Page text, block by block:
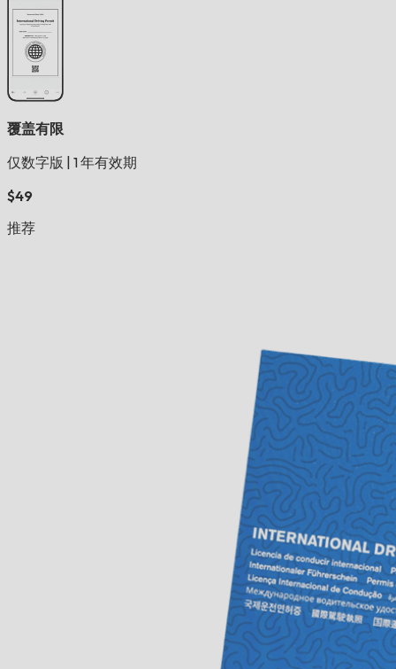
覆盖有限
仅数字版
1 年有效期
$49
推荐